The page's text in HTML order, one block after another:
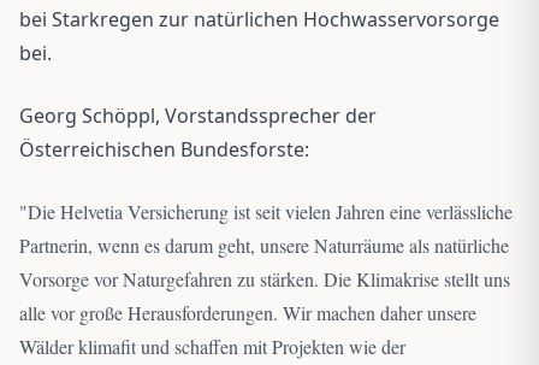
bei Starkregen zur natürlichen Hochwasservorsorge
bei.
Georg Schöppl, Vorstandssprecher der
Österreichischen Bundesforste:
"Die Helvetia Versicherung ist seit vielen Jahren eine verlässliche
Partnerin, wenn es darum geht, unsere Naturräume als natürliche
Vorsorge vor Naturgefahren zu stärken. Die Klimakrise stellt uns
alle vor große Herausforderungen. Wir machen daher unsere
Wälder klimafit und schaffen mit Projekten wie der